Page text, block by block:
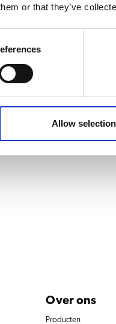
or that they’ve
Allow selection
Over ons
Producten